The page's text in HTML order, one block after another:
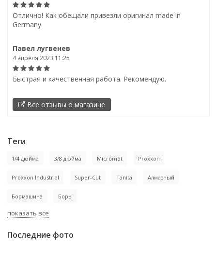
Отлично! Как обещали привезли оригинал made in
Germany.
Павел лугвенев
4 апреля 2023 11:25
Быстрая и качественная работа. Рекомендую.
Все отзывы о магазине
Теги
1/4 дюйма 3/8 дюйма Micromot Proxxon
Proxxon Industrial Super-Cut Tanita Алмазный
Бормашина Боры
показать все
Последние фото